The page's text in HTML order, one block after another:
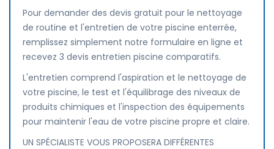
Pour demander des devis gratuit pour le nettoyage
de routine et l'entretien de votre piscine enterrée,
remplissez simplement notre formulaire en ligne et
recevez 3 devis entretien piscine comparatifs.
L'entretien comprend l'aspiration et le nettoyage de
votre piscine, le test et l'équilibrage des niveaux de
produits chimiques et l'inspection des équipements
pour maintenir l'eau de votre piscine propre et claire.
UN SPÉCIALISTE VOUS PROPOSERA DIFFÉRENTES